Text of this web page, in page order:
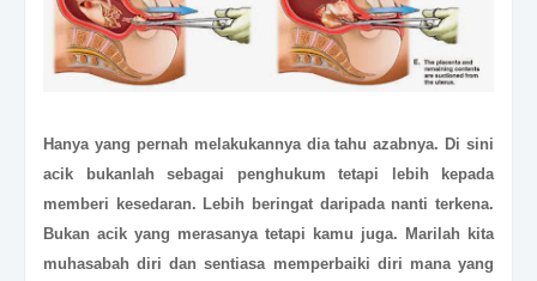
Hanya yang pernah melakukannya dia tahu azabnya. Di sini
acik bukanlah sebagai penghukum tetapi lebih kepada
memberi kesedaran. Lebih beringat daripada nanti terkena.
Bukan acik yang merasanya tetapi kamu juga. Marilah kita
muhasabah diri dan sentiasa memperbaiki diri mana yang